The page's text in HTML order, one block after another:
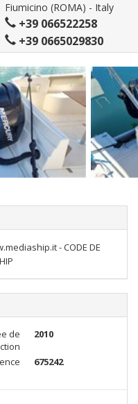
Fiumicino (ROMA) - Italy
+39 066522258
+39 0665029830
- CODE DE
de
2010
675242